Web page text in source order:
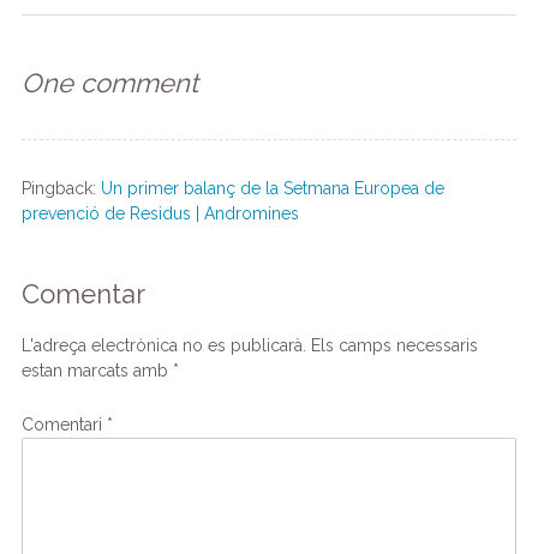
One comment
Pingback: Un primer balanç de la Setmana Europea de
prevenció de Residus | Andromines
Comentar
L'adreça electrònica no es publicarà.
Els camps necessaris
estan marcats amb *
Comentari *